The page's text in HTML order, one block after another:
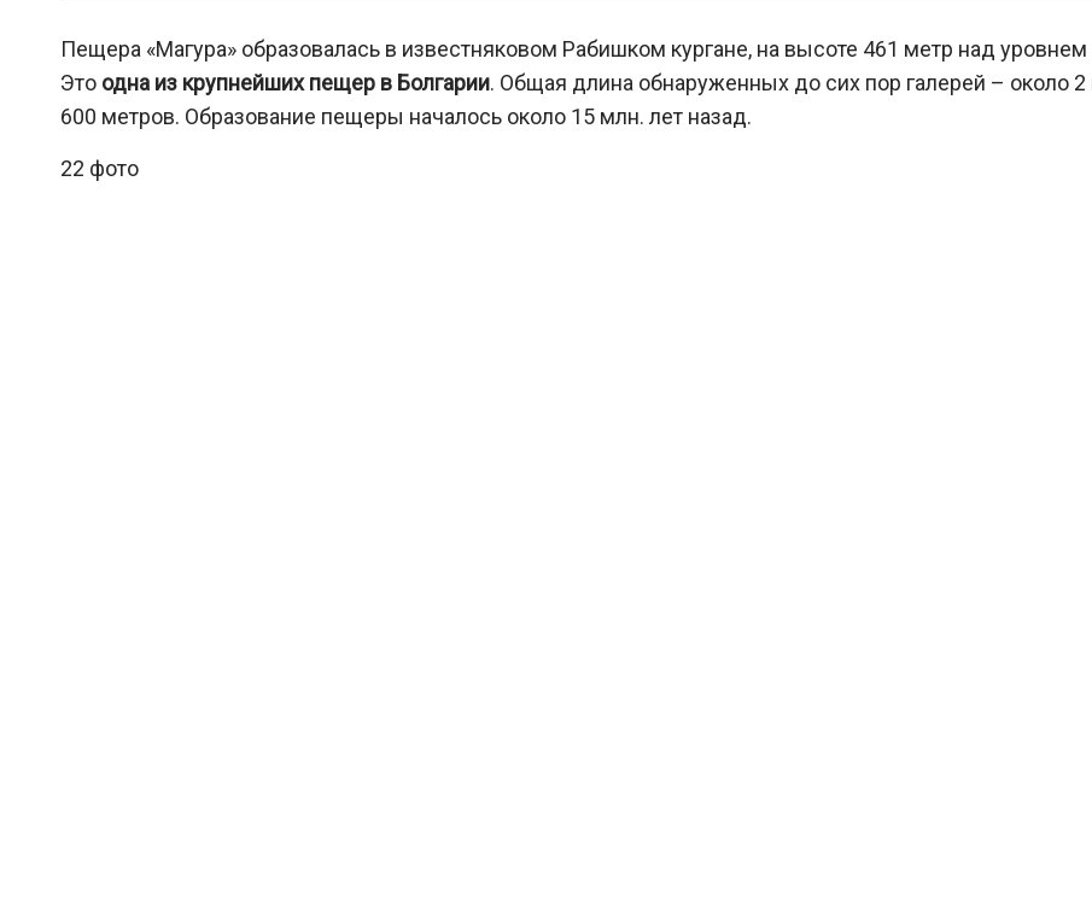
Пещера «Магура» образовалась в известняковом Рабишком кургане, на высоте 461 метр над
Это одна из крупнейших пещер в Болгарии. Общая длина обнаруженных до сих пор галерей – около 2
600 метров. Образование пещеры началось около 15 млн. лет назад.
22 фото